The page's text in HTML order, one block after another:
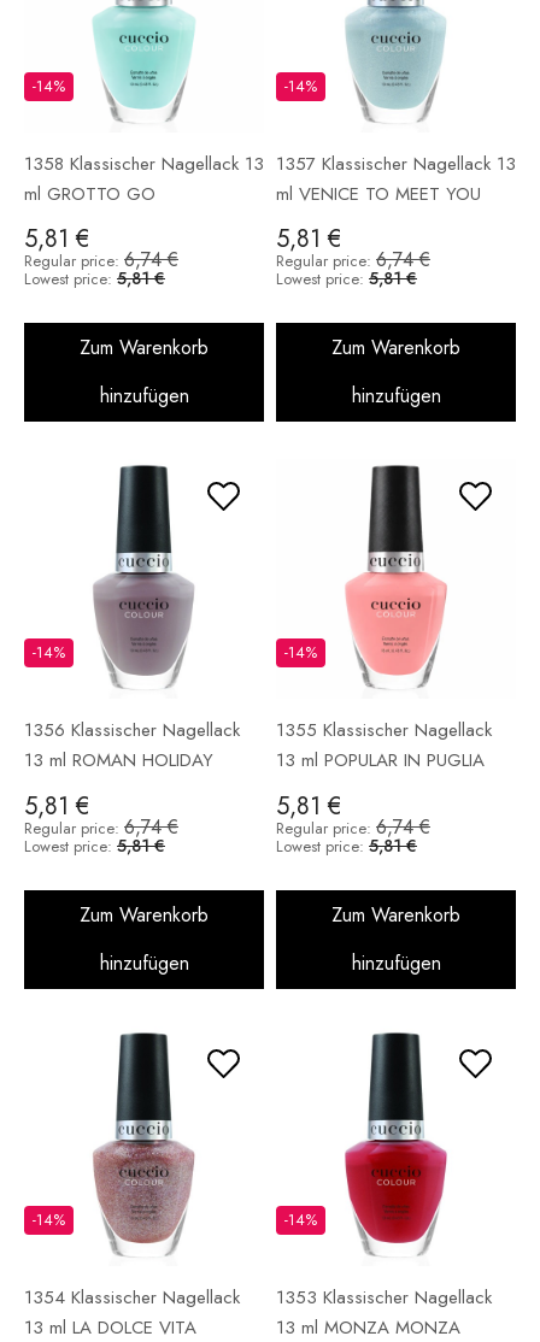
1358 Klassischer Nagellack 13
ml GROTTO GO
5,81 €
-14%
Regular price: 6,74 €
Lowest price: 5,81 €
Zum Warenkorb
hinzufügen
1357 Klassischer Nagellack 13
ml VENICE TO MEET YOU
5,81 €
-14%
Regular price: 6,74 €
Lowest price: 5,81 €
Zum Warenkorb
hinzufügen
1356 Klassischer Nagellack
13 ml ROMAN HOLIDAY
5,81 €
-14%
Regular price: 6,74 €
Lowest price: 5,81 €
Zum Warenkorb
hinzufügen
1355 Klassischer Nagellack
13 ml POPULAR IN PUGLIA
5,81 €
-14%
Regular price: 6,74 €
Lowest price: 5,81 €
Zum Warenkorb
hinzufügen
1354 Klassischer Nagellack
13 ml LA DOLCE VITA
-14%
1353 Klassischer Nagellack
13 ml MONZA MONZA
-14%